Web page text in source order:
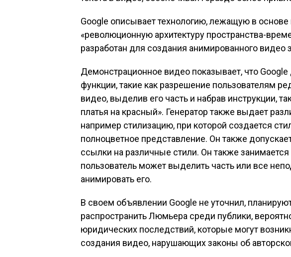
Google описывает технологию, лежащую в основе
«революционную архитектуру пространства-
разработан для создания анимированного видео
Демонстрационное видео показывает, что
функции, такие как разрешение пользователям
видео, выделив его часть и набрав инструкции,
платья на красный». Генератор также выдает
например стилизацию, при которой создается
полноцветное представление. Он также
ссылки на различные стили. Он также
пользователь может выделить часть или все
анимировать его.
В своем объявлении Google не уточнил,
распространить Люмьера среди публики,
юридических последствий, которые могут
создания видео, нарушающих законы об